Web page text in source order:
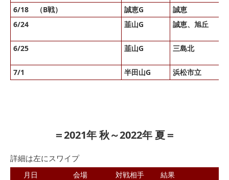
6/18 （B戦） 誠恵G
誠恵
6/24
韮山G 誠恵、旭丘
6/25 韮山G 三島北
7/1 半田山G 浜松市立
＝2021年 秋～2022年 夏＝
詳細は左にスワイプ
月日 会場 対戦相手 結果